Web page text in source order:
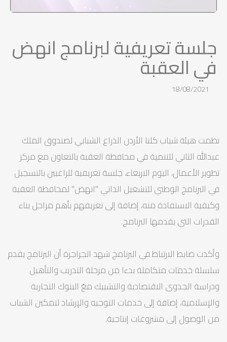
جلسة تعريفية لبرنامج انهض
في العقبة
18/08/2021
نظمت هيئة شباب كلنا الأردن الذراع الشبابي لصندوق الملك
عبدالله الثاني للتنمية في محافظة العقبة بالتعاون مع مركز
تطوير الأعمال، اليوم الاربعاء، جلسة تعريفية للراغبين بالتسجيل
في البرنامج الوطني للتشغيل الذاتي "انهض" لمحافظة العقبة
وكيفية الاستفادة منه، إضافة إلى تعريفهم بأهم مراحل بناء
القدرات التي يقدمها البرنامج.
وأكدت ضابط الارتباط في البرنامج شهد الجراجرة أن البرنامج يقدم
سلسلة خدمات متكاملة بدءا من مرحلة التدريب والتأهيل
ودراسة الجدوى الاقتصادية والتشبيك معُ البنوك التجارية
والإسلامية، إضافة إلى خدمات التوجيه والإرشاد لتمكين الشباب
من الوصول إلى مشروعات إنتاجية.